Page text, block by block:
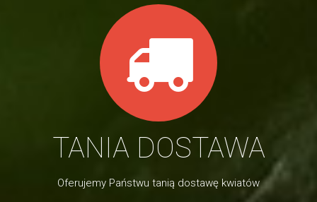
TANIA DOSTAWA
Oferujemy Państwu tanią dostawę kwiatów